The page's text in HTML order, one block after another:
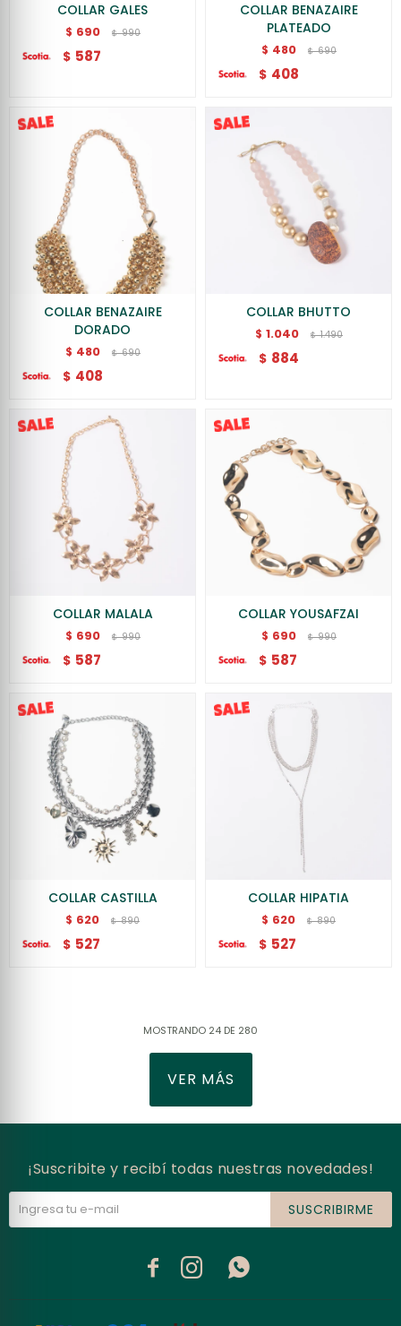
COLLAR GALES
$ 690 $ 990
$ 587
COLLAR BENAZAIRE
PLATEADO
$ 480 $ 690
$ 408
COLLAR BENAZAIRE
DORADO
$ 480 $ 690
$ 408
COLLAR BHUTTO
$ 1.040 $ 1.490
$ 884
COLLAR MALALA
$ 690 $ 990
$ 587
COLLAR YOUSAFZAI
$ 690 $ 990
$ 587
COLLAR CASTILLA
$ 620 $ 890
$ 527
COLLAR HIPATIA
$ 620 $ 890
$ 527
MOSTRANDO 24 DE 280
VER MÁS
¡Suscribite y recibí todas nuestras novedades!
SUSCRIBIRME
  